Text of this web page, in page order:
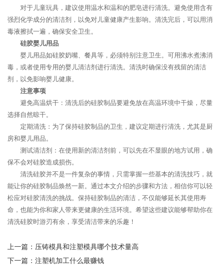
对于儿童玩具，建议使用温水和温和的肥皂进行清洗。避免使用含有
强烈化学成分的清洁剂，以免对儿童健康产生影响。清洗完后，可以用消
毒液擦拭一遍，确保安全卫生。
硅胶婴儿用品
婴儿用品如硅胶奶嘴、餐具等，必须特别注意卫生。可用沸水煮沸消
毒，或者使用专用的婴儿清洁剂进行清洗。清洗时确保没有残留的清洁
剂，以免影响婴儿健康。
注意事项
避免高温烘干：清洗后的硅胶制品要避免放在高温环境中干燥，尽量
选择自然晾干。
定期清洗：为了保持硅胶制品的卫生，建议定期进行清洗，尤其是厨
房和婴儿用品。
测试清洁剂：在使用新的清洁剂前，可以先在不显眼的地方试用，确
保不会对硅胶造成损伤。
清洗硅胶并不是一件复杂的事情，只需掌握一些基本的清洗技巧，就
能让你的硅胶制品焕然一新。通过本文介绍的步骤和方法，相信你可以轻
松应对硅胶清洗的挑战。保持硅胶制品的清洁，不仅能够延长其使用寿
命，也能为你和家人带来更健康的生活环境。希望这些建议能够帮助你在
清洗硅胶时游刃有余，享受清洁带来的乐趣！
上一篇： 压铸模具和注塑模具哪个技术量高
下一篇： 注塑机加工什么最赚钱